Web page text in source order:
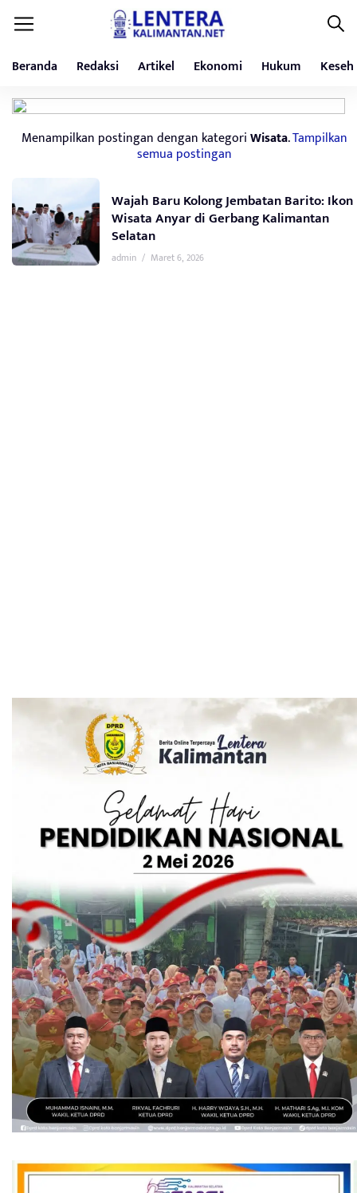
Beranda Redaksi Artikel Ekonomi Hukum
Menampilkan postingan dengan kategoriWisata.Tampilkan
semua postingan
Wajah Baru Kolong Jembatan Barito: Ikon
Wisata Anyar di Gerbang Kalimantan
Selatan
admin / Maret 6, 2026